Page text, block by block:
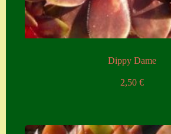
Dippy Dame
2,50 €